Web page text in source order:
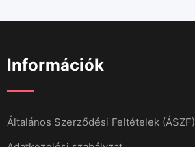
Információk
Általános Szerződési Feltételek (ÁSZF)